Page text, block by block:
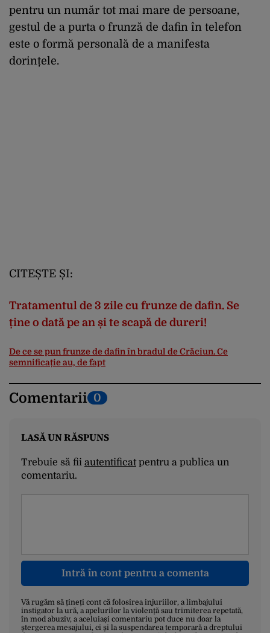
pentru un număr tot mai mare de persoane,
gestul de a purta o frunză de dafin în telefon
este o formă personală de a manifesta
dorințele.
CITEȘTE ȘI:
Tratamentul de 3 zile cu frunze de dafin. Se
ține o dată pe an și te scapă de dureri!
De ce se pun frunze de dafin în bradul de Crăciun. Ce
semnificație au, de fapt
Comentarii 0
LASĂ UN RĂSPUNS
Trebuie să fii autentificatpentru a publica un
comentariu.
Intră în cont pentru a comenta
Vă rugăm să țineți cont că folosirea injuriilor, a limbajului
instigator la ură, a apelurilor la violență sau trimiterea repetată,
în mod abuziv, a aceluiași comentariu pot duce nu doar la
ștergerea mesajului, ci și la suspendarea temporară a dreptului